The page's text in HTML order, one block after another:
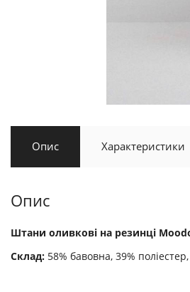
Опис Характеристики
Опис
Штани оливкові на резинці
Склад: 58% бавовна, 39%